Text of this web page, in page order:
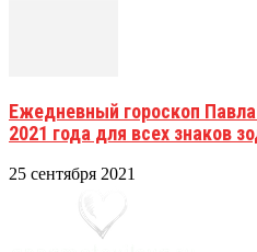
Ежедневный гороскоп
2021 года для всех знаков
25 сентября 2021